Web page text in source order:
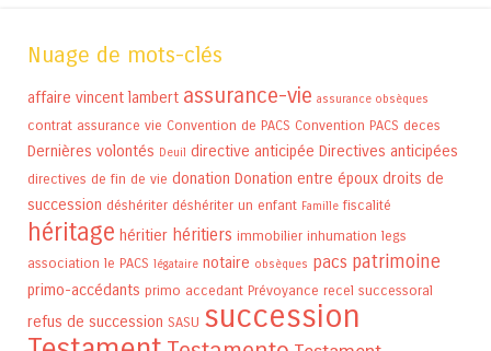
Nuage de mots-clés
affaire vincent lambert assurance-vie assurance obsèques
contrat assurance vie Convention de PACS Convention PACS deces
Dernières volontés Deuil directive anticipée Directives anticipées
directives de fin de vie donation Donation entre époux droits de
succession déshériter déshériter un enfant Famille fiscalité
héritage héritier héritiers immobilier inhumation legs
association le PACS légataire notaire obsèques pacs patrimoine
primo-accédants primo accedant Prévoyance recel successoral
refus de succession SASU succession